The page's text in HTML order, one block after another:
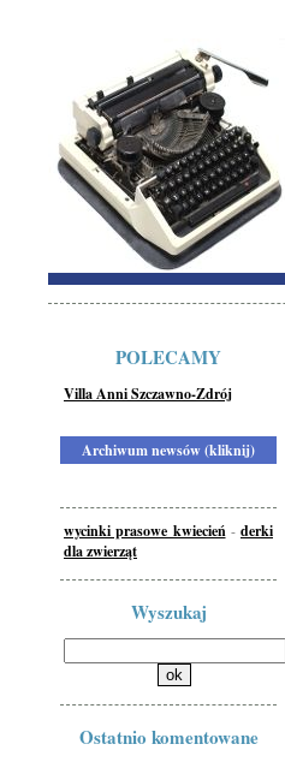
POLECAMY
Villa Anni Szczawno-Zdrój
Archiwum newsów (kliknij)
wycinki prasowe kwiecień - derki
dla zwierząt
Wyszukaj
Ostatnio komentowane